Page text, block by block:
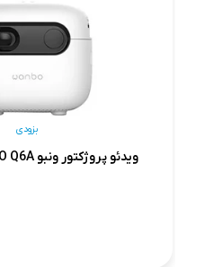
ویدئو پروژکتور ونبو Xiaomi WANBO Q6A
بزودی